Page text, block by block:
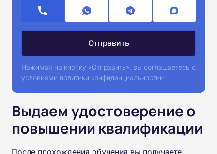
Нажимая на кнопку «Отправить», вы соглашаетесь с
условиями политики конфиденциальностии
Выдаем удостоверение о
повышении квалификации
После прохождения обучения вы получаете